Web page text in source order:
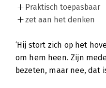
Praktisch toepasbaar
zet aan het denken
‘Hij stort zich op het
om hem heen. Zijn
bezeten, maar nee, dat